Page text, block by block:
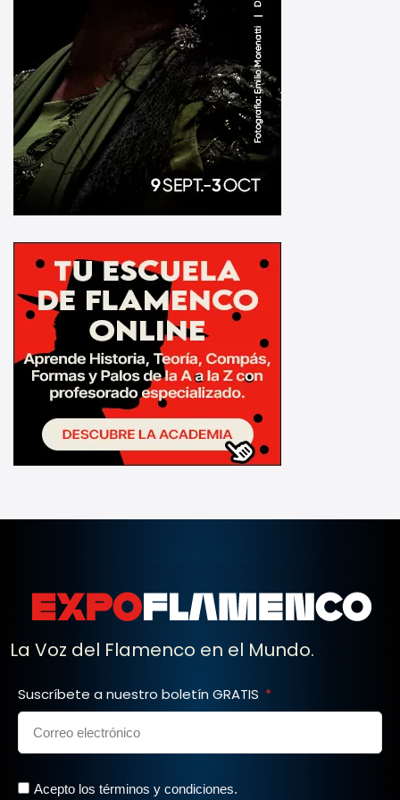
La Voz del Flamenco en el Mundo.
Suscríbete a nuestro boletín GRATIS
Acepto los términos y condiciones.